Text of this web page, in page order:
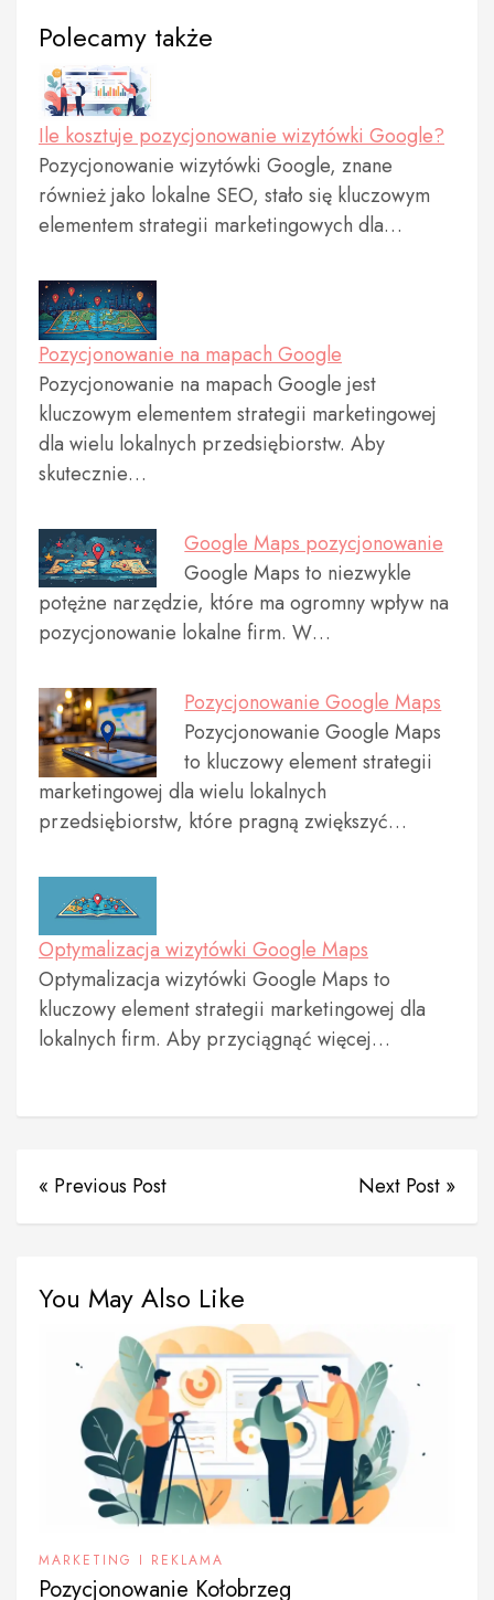
Polecamy także
Ile kosztuje pozycjonowanie wizytówki Google?
Pozycjonowanie wizytówki Google, znane
również jako lokalne SEO, stało się kluczowym
elementem strategii marketingowych dla…
Pozycjonowanie na mapach Google
Pozycjonowanie na mapach Google jest
kluczowym elementem strategii marketingowej
dla wielu lokalnych przedsiębiorstw. Aby
skutecznie…
Google Maps pozycjonowanie
Google Maps to niezwykle
potężne narzędzie, które ma ogromny wpływ na
pozycjonowanie lokalne firm. W…
Pozycjonowanie Google Maps
Pozycjonowanie Google Maps
to kluczowy element strategii
marketingowej dla wielu lokalnych
przedsiębiorstw, które pragną zwiększyć…
Optymalizacja wizytówki Google Maps
Optymalizacja wizytówki Google Maps to
kluczowy element strategii marketingowej dla
lokalnych firm. Aby przyciągnąć więcej…
« Previous Post Next Post »
You May Also Like
MARKETING I REKLAMA
Pozycjonowanie Kołobrzeg